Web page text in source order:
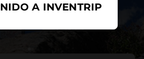
A INVENTRIP